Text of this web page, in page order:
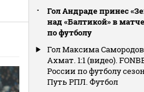
Гол Андраде принес
над «Балтикой» в
по футболу
Гол Максима
Ахмат. 1:1 (видео).
России по футболу
Путь РПЛ. Футбол